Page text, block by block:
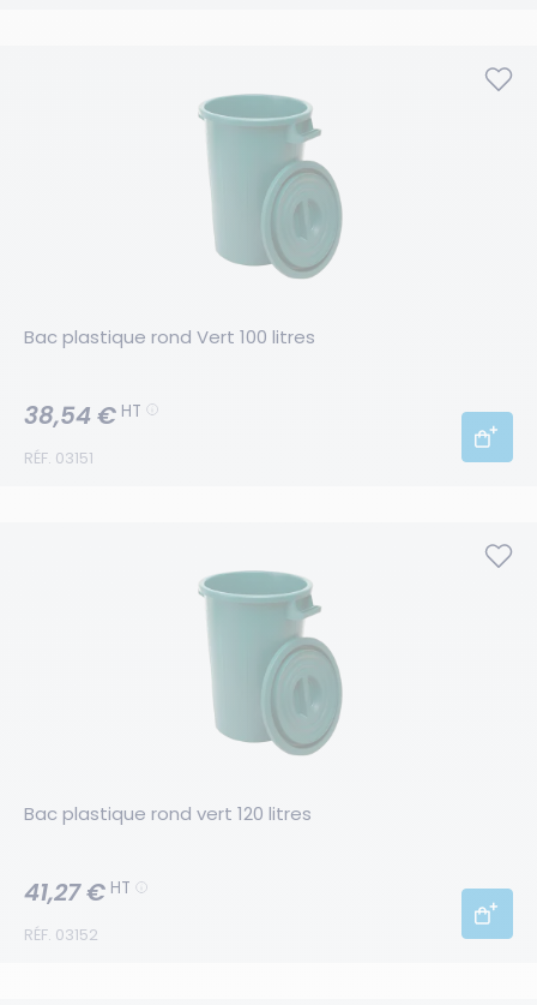
Bac plastique rond Vert 100 litres
RÉF. 03151
38,54 € HT
Bac plastique rond vert 120 litres
RÉF. 03152
41,27 € HT